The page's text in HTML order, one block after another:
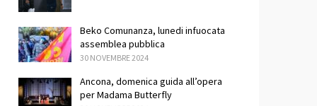
Condividi
Beko Comunanza, lunedi infuocata
assemblea pubblica
30 NOVEMBRE 2024
Ancona, domenica guida all’opera
per Madama Butterfly